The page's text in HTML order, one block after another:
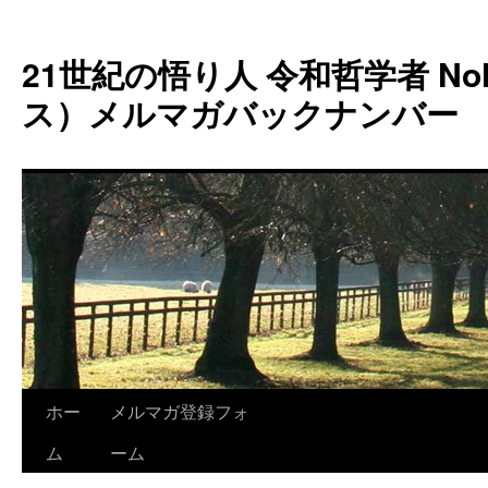
テ
ン
ツ
へ
キ
ッ
プ
21世紀の悟り人 令和哲学者
ス）メルマガバックナンバー
ホー
ム
メルマガ登録フォ
ーム